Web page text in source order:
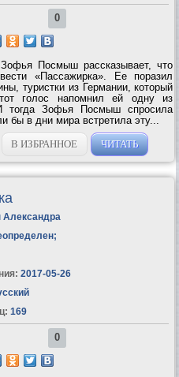
0
Посмыш рассказывает, что
«Пассажирка». Ее поразил
туристки из Германии, который
голос напомнил ей одну из
тогда Зофья Посмыш спросила
бы в дни мира встретила эту...
В ИЗБРАННОЕ ЧИТАТЬ
Александра
;
2017-05-26
169
0